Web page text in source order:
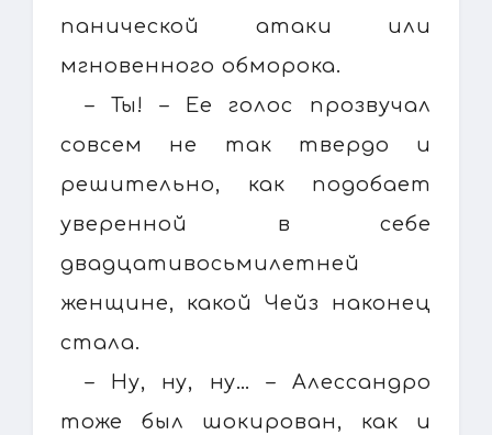
панической атаки или
мгновенного обморока.
– Ты! – Ее голос прозвучал
совсем не так твердо и
решительно, как подобает
уверенной в себе
двадцативосьмилетней
женщине, какой Чейз наконец
стала.
– Ну, ну, ну… – Алессандро
тоже был шокирован, как и